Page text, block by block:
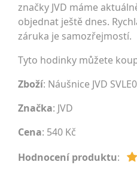
značky JVD máme
objednat ještě dnes.
záruka je samozřejmostí.
Tyto hodinky můžete
Zboží: Náušnice JVD
Značka: JVD
Cena: 540 Kč
Hodnocení produktu: